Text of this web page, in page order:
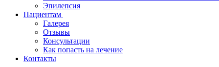
Эпилепсия
Пациентам
Галерея
Отзывы
Консультации
Как попасть на лечение
Контакты